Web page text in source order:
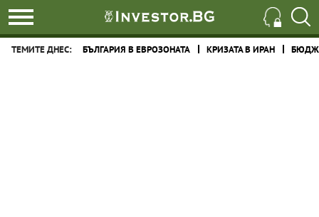
ТЕМИТЕ ДНЕС: БЪЛГАРИЯ В ЕВРОЗОНАТА КРИЗАТА В ИРАН